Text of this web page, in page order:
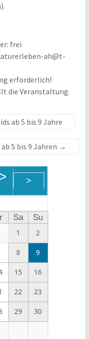
frei
ah@t-
erforderlich!
die Veranstaltung.
ab 5 bis 9 Jahre
5 bis 9 Jahren →
>
Sa
Su
1
2
8 9
15 16
22 23
29 30